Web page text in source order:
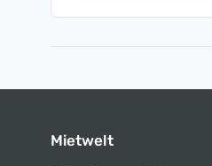
Mietwelt